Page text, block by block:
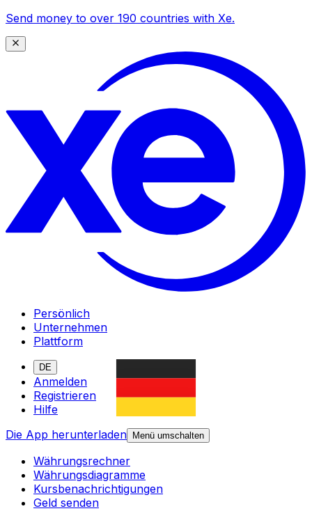
Send money to over 190 countries with Xe.
Persönlich
Unternehmen
Plattform
DE
Anmelden
Registrieren
Hilfe
Die App herunterladen
Menü umschalten
Währungsrechner
Währungsdiagramme
Kursbenachrichtigungen
Geld senden